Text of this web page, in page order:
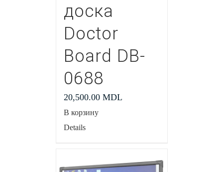
доска
Doctor
Board DB-
0688
20,500.00 MDL
В корзину
Details